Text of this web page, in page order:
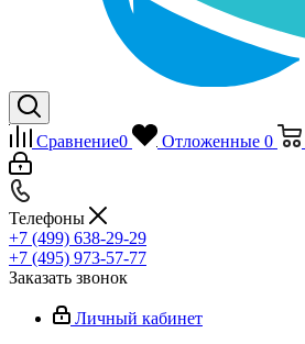
Сравнение0 Отложенные 0
Телефоны
+7 (499) 638-29-29
+7 (495) 973-57-77
Заказать звонок
Личный кабинет